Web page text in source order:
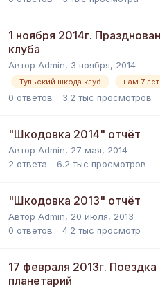
1 ноября 2014г.
клуба
Автор Admin, 3 ноября, 2014
Тульский шкода клуб нам 7 лет
0 ответов 3.2 тыс просмотров
"Шкодовка 2014" отчёт
Автор Admin, 27 мая, 2014
2 ответа 6.2 тыс просмотров
"Шкодовка 2013" отчёт
Автор Admin, 20 июля, 2013
0 ответов 4.2 тыс просмотр
17 февраля 2013г. Поездка
планетарий